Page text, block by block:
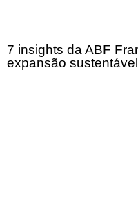
7 insights da ABF
expansão